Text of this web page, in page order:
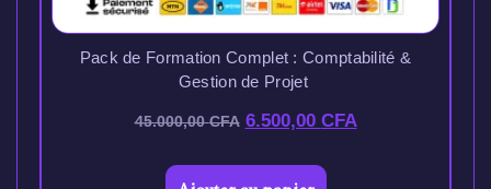
Pack de Formation Complet : Comptabilité &
Gestion de Projet
45.000,00CFA 6.500,00 CFA